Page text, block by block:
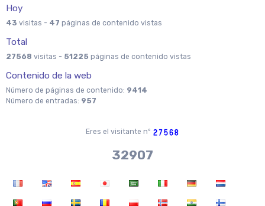
Hoy
43 visitas - 47 páginas de contenido vistas
Total
27568 visitas - 51225 páginas de contenido vistas
Contenido de la web
Número de páginas de contenido: 9414
Número de entradas: 957
Eres el visitante nº
36704